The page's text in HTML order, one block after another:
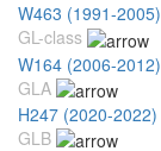
W463 (1991-2005)
GL-class
W164 (2006-2012)
GLA
H247 (2020-2022)
GLB